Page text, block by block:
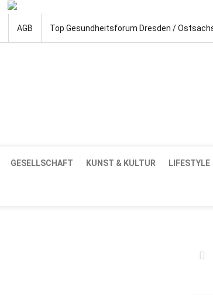
AGB Top Gesundheitsforum Dresden /
GESELLSCHAFT KUNST & KULTUR LIFESTYLE